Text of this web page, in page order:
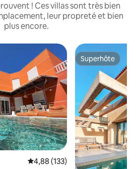
! Ces villas sont très bien
leur propreté et bien
plus encore.
Évaluation moyenne sur la
4,88 (133)
Superhôte
Superhôte